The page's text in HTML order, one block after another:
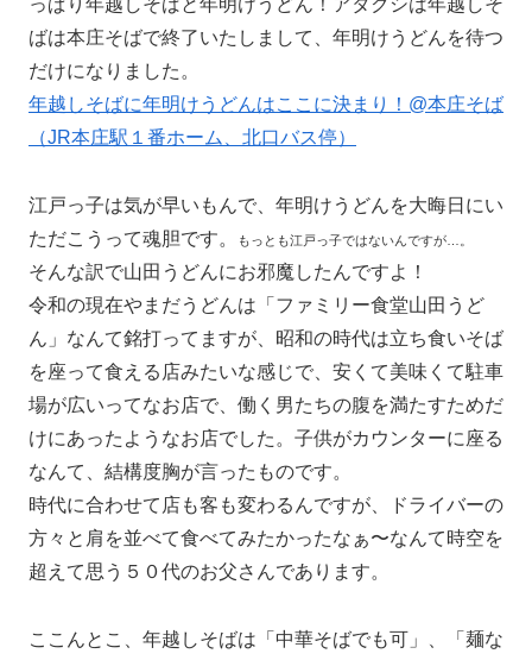
っぱり年越しそばと年明けうどん！アタクシは年越しそ
ばは本庄そばで終了いたしまして、年明けうどんを待つ
だけになりました。
年越しそばに年明けうどんはここに決まり！@本庄そば
（JR本庄駅１番ホーム、北口バス停）
江戸っ子は気が早いもんで、年明けうどんを大晦日にい
ただこうって魂胆です。
もっとも江戸っ子ではないんですが…。
そんな訳で山田うどんにお邪魔したんですよ！
令和の現在やまだうどんは「ファミリー食堂山田うど
ん」なんて銘打ってますが、昭和の時代は立ち食いそば
を座って食える店みたいな感じで、安くて美味くて駐車
場が広いってなお店で、働く男たちの腹を満たすためだ
けにあったようなお店でした。子供がカウンターに座る
なんて、結構度胸が言ったものです。
時代に合わせて店も客も変わるんですが、ドライバーの
方々と肩を並べて食べてみたかったなぁ〜なんて時空を
超えて思う５０代のお父さんであります。
ここんとこ、年越しそばは「中華そばでも可」、「麺な